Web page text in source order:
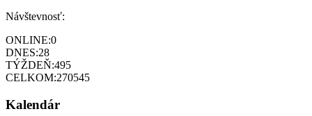
Návštevnosť:
ONLINE:0
DNES:28
TÝŽDEŇ:495
CELKOM:270545
Kalendár